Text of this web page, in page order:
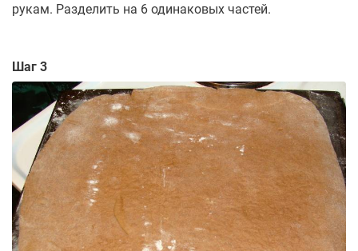
рукам. Разделить на 6 одинаковых частей.
Шаг 3